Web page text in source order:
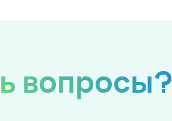
вопросы?